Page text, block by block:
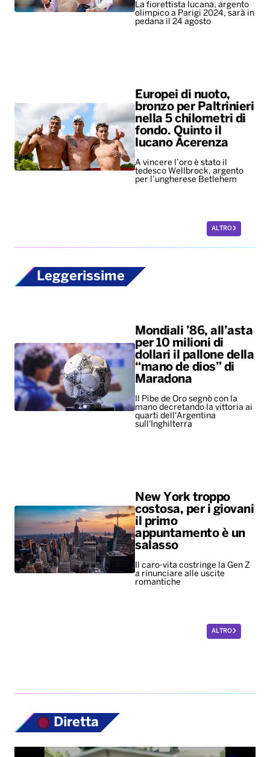
La fiorettista lucana, argento
olimpico a Parigi 2024, sarà in
pedana il 24 agosto
Europei di nuoto,
bronzo per Paltrinieri
nella 5 chilometri di
fondo. Quinto il
lucano Acerenza
A vincere l’oro è stato il
tedesco Wellbrock, argento
per l’ungherese Betlehem
ALTRO
Leggerissime
Mondiali ’86, all’asta
per 10 milioni di
dollari il pallone della
“mano de dios” di
Maradona
Il Pibe de Oro segnò con la
mano decretando la vittoria ai
quarti dell'Argentina
sull'Inghilterra
New York troppo
costosa, per i giovani
il primo
appuntamento è un
salasso
Il caro-vita costringe la Gen Z
a rinunciare alle uscite
romantiche
ALTRO
Diretta